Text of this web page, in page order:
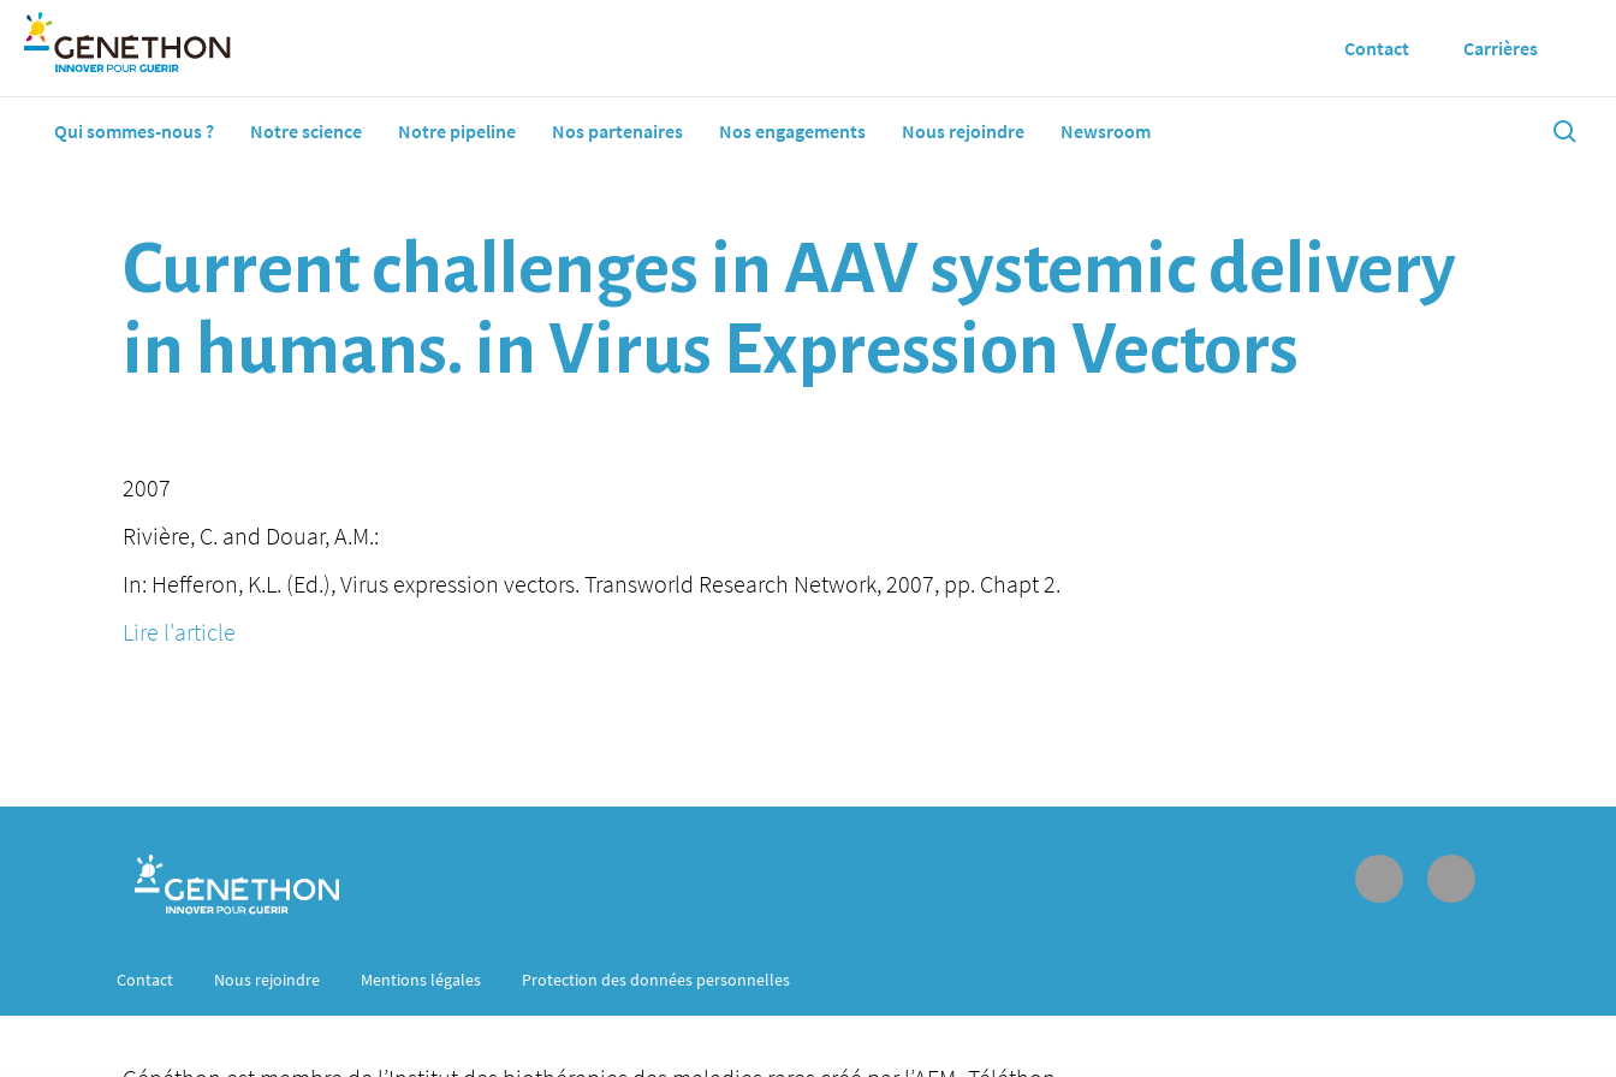
Qui sommes-nous ? Notre science Notre pipeline Nos partenaires Nos engagements Nous rejoindre Newsroom
Contact Carrières
Current challenges in AAV systemic delivery
in humans. in Virus Expression Vectors
2007
Rivière, C. and Douar, A.M.:
In: Hefferon, K.L. (Ed.), Virus expression vectors. Transworld Research Network, 2007, pp. Chapt 2.
Lire l'article
Contact Nous rejoindre Mentions légales Protection des données personnelles